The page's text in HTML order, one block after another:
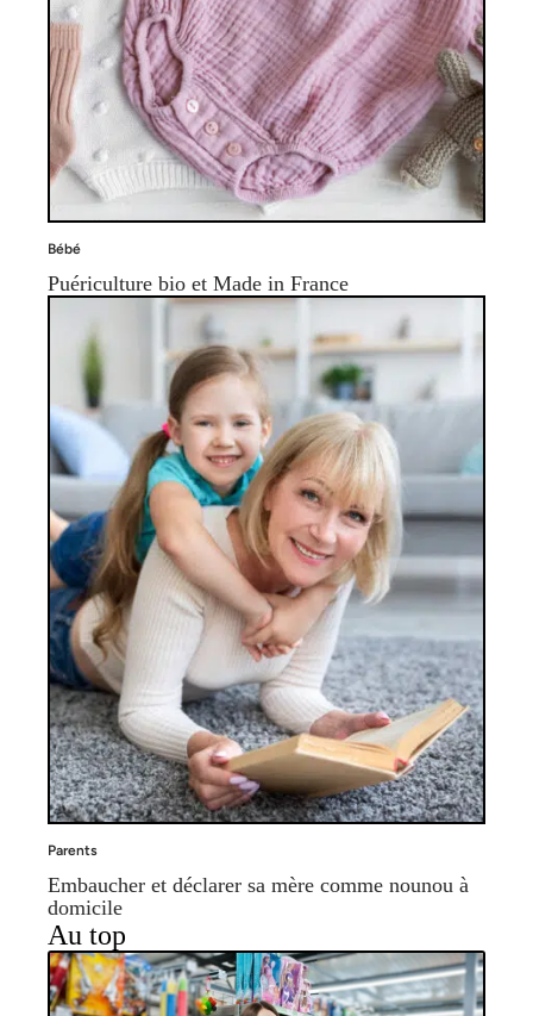
Bébé
Puériculture bio et Made in France
Parents
Embaucher et déclarer sa mère comme nounou à
domicile
Au top